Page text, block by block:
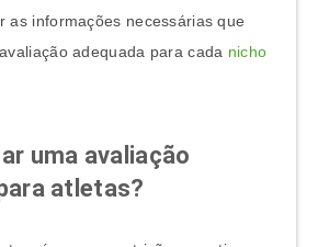
as informações necessárias que
adequada para cada nicho
uma avaliação
atletas?